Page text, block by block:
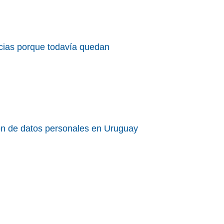
porque todavía quedan
de datos personales en Uruguay